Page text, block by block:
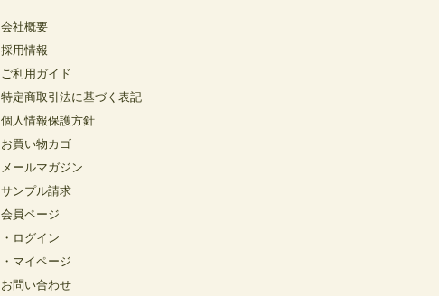
会社概要
採用情報
ご利用ガイド
特定商取引法に基づく表記
個人情報保護方針
お買い物カゴ
メールマガジン
サンプル請求
会員ページ
・ログイン
・マイページ
お問い合わせ